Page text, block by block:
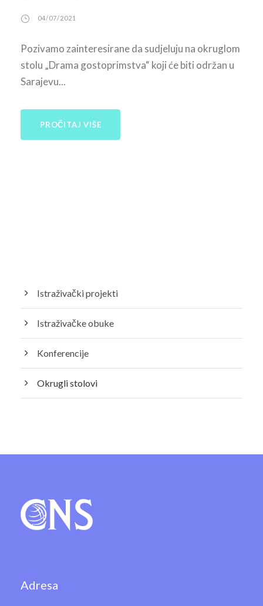
04/07/2021
Pozivamo zainteresirane da sudjeluju na okruglom
stolu „Drama gostoprimstva“ koji će biti održan u
Sarajevu...
PROČITAJ VIŠE
Istraživački projekti
Istraživačke obuke
Konferencije
Okrugli stolovi
Adresa